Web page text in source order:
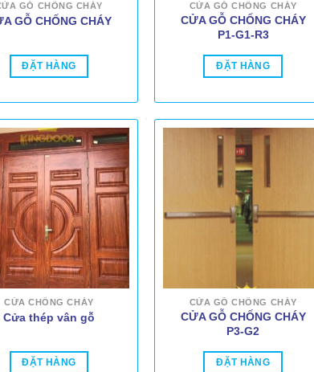
GỖ CHỐNG CHÁY
GỖ CHỐNG CHÁY
ĐẶT HÀNG
CỬA GỖ CHỐNG CHÁY
CỬA GỖ CHỐNG CHÁY
P1-G1-R3
ĐẶT HÀNG
CỬA CHỐNG CHÁY
Cửa thép vân gỗ
ĐẶT HÀNG
CỬA GỖ CHỐNG CHÁY
CỬA GỖ CHỐNG CHÁY
P3-G2
ĐẶT HÀNG